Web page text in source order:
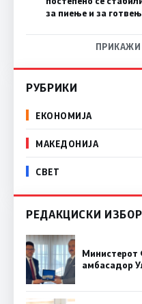
за пиење и за
ПРИКАЖИ
РУБРИКИ
ЕКОНОМИЈА
МАКЕДОНИЈА
СВЕТ
РЕДАКЦИСКИ ИЗБОР
Министерот
амбасадор